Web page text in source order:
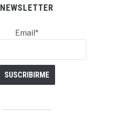
NEWSLETTER
Email*